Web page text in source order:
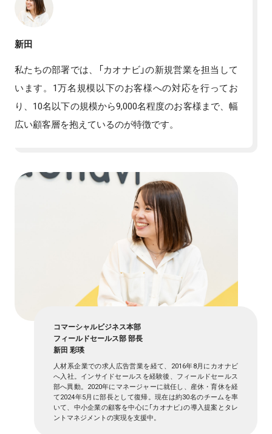
新田
私たちの部署では、「カオナビ」の新規営業を担当して
います。1万名規模以下のお客様への対応を行ってお
り、10名以下の規模から9,000名程度のお客様まで、幅
広い顧客層を抱えているのが特徴です。
コマーシャルビジネス本部
フィールドセールス部 部長
新田 彩瑛
人材系企業での求人広告営業を経て、2016年8月にカオナビ
へ入社。インサイドセールスを経験後、フィールドセールス
部へ異動。2020年にマネージャーに就任し、産休・育休を経
て2024年5月に部長として復帰。現在は約30名のチームを率
いて、中小企業の顧客を中心に「カオナビ」の導入提案とタレ
ントマネジメントの実現を支援中。